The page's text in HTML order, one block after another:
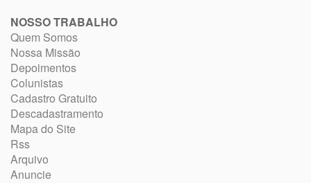
NOSSO TRABALHO
Quem Somos
Nossa Missão
Depoimentos
Colunistas
Cadastro Gratuito
Descadastramento
Mapa do Site
Rss
Arquivo
Anuncie